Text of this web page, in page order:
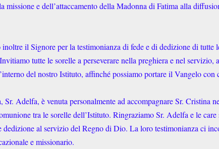
missione e dell’attaccamento della Madonna di Fatima alla
il Signore per la testimonianza di fede e di dedizione di tutte
tutte le sorelle a perseverare nella preghiera e nel
del nostro Istituto, affinché possiamo portare il Vangelo
Sr. Adelfa, è venuta personalmente ad accompagnare Sr. Cristina
tra le sorelle dell’Istituto. Ringraziamo Sr. Adelfa e le
dedizione al servizio del Regno di Dio. La loro testimonianza ci
e missionario.